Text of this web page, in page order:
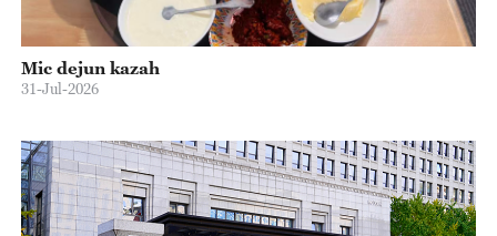
Mic dejun kazah
31-Jul-2026